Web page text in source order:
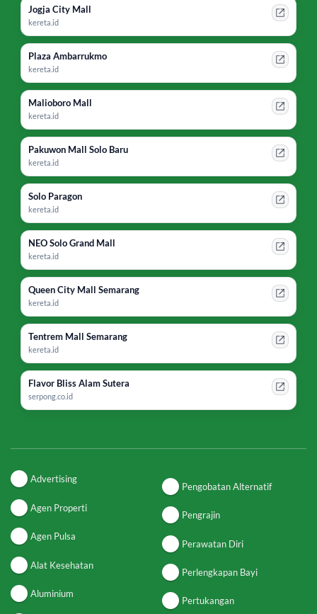
Jogja City Mall
kereta.id
Plaza Ambarrukmo
kereta.id
Malioboro Mall
kereta.id
Pakuwon Mall Solo Baru
kereta.id
Solo Paragon
kereta.id
NEO Solo Grand Mall
kereta.id
Queen City Mall Semarang
kereta.id
Tentrem Mall Semarang
kereta.id
Flavor Bliss Alam Sutera
serpong.co.id
Advertising
Agen Properti
Agen Pulsa
Alat Kesehatan
Aluminium
Pengobatan Alternatif
Pengrajin
Perawatan Diri
Perlengkapan Bayi
Pertukangan